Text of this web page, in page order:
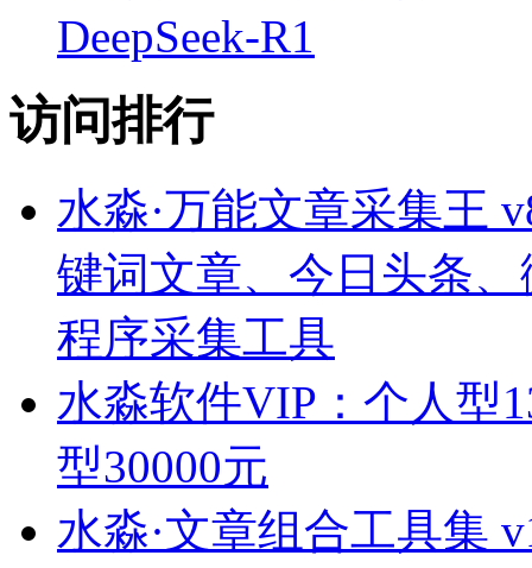
DeepSeek-R1
访问排行
水淼·万能文章采集王
键词文章、今日头条
程序采集工具
水淼软件VIP：个人型
型30000元
水淼·文章组合工具集